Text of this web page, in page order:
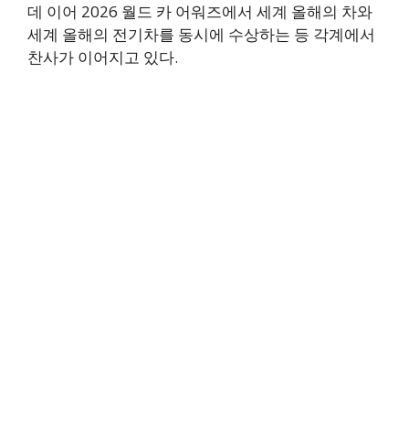
데 이어 2026 월드 카 어워즈에서 세계 올해의 차와
세계 올해의 전기차를 동시에 수상하는 등 각계에서
찬사가 이어지고 있다.